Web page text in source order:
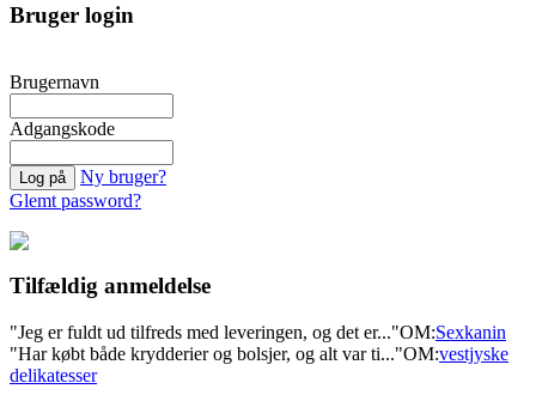
Bruger login
Brugernavn
Adgangskode
Ny bruger?
Glemt password?
Tilfældig anmeldelse
"Jeg er fuldt ud tilfreds med leveringen, og det er..."OM:Sexkanin
"Har købt både krydderier og bolsjer, og alt var ti..."OM:vestjyske
delikatesser